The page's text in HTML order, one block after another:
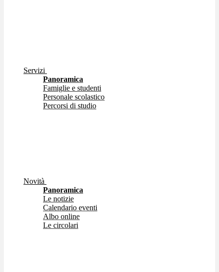
Servizi
Panoramica
Famiglie e studenti
Personale scolastico
Percorsi di studio
Novità
Panoramica
Le notizie
Calendario eventi
Albo online
Le circolari